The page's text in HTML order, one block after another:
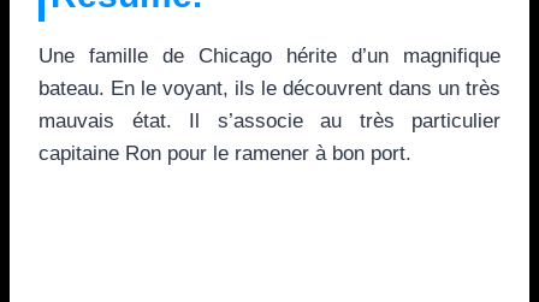
Une famille de Chicago hérite d’un magnifique
bateau. En le voyant, ils le découvrent dans un très
mauvais état. Il s’associe au très particulier
capitaine Ron pour le ramener à bon port.